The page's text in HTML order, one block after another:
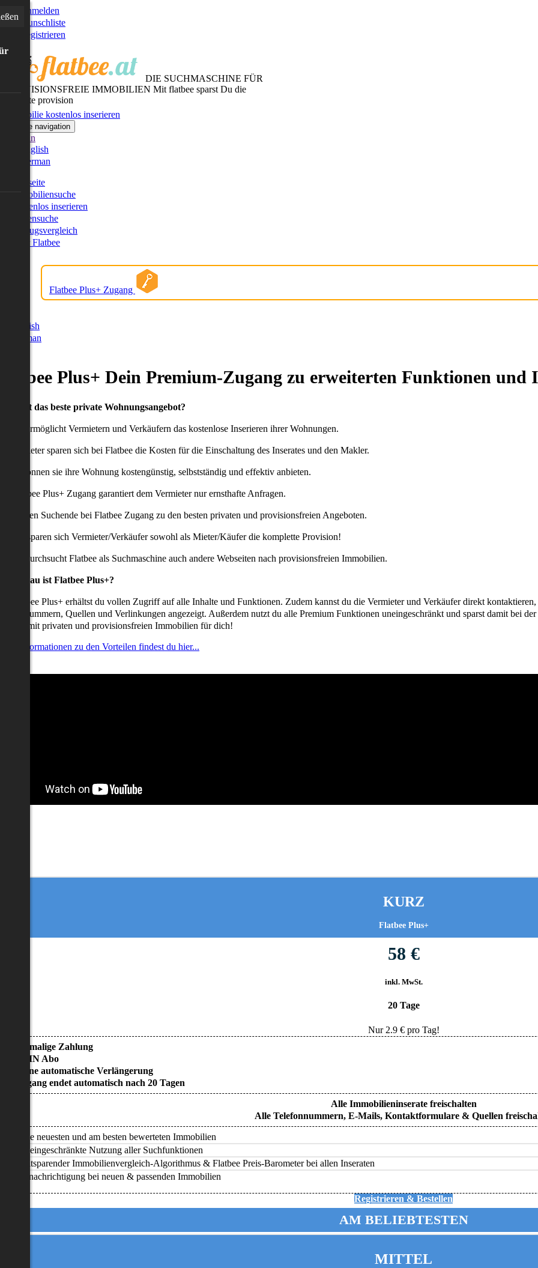
Anmelden
Wunschliste
Registrieren
DIE SUCHMASCHINE FÜR
PROVISIONSFREIE IMMOBILIEN Mit flatbee sparst Du die
gesamte provision
Immobilie kostenlos inserieren
Toggle navigation
German
English
German
Startseite
Immobiliensuche
Kostenlos inserieren
Kartensuche
Umzugsvergleich
Über Flatbee
Flatbee Plus+ Zugang
English
German
Plus+ Dein Premium-Zugang zu erweiterten Funktionen und
willst das beste private Wohnungsangebot?
ermöglicht Vermietern und Verkäufern das kostenlose Inserieren ihrer Wohnungen.
Anbieter sparen sich bei Flatbee die Kosten für die Einschaltung des Inserates und den Makler.
können sie ihre Wohnung kostengünstig, selbstständig und effektiv anbieten.
Flatbee Plus+ Zugang garantiert dem Vermieter nur ernsthafte Anfragen.
erhalten Suchende bei Flatbee Zugang zu den besten privaten und provisionsfreien Angeboten.
uns sparen sich Vermieter/Verkäufer sowohl als Mieter/Käufer die komplette Provision!
durchsucht Flatbee als Suchmaschine auch andere Webseiten nach provisionsfreien Immobilien.
genau ist Flatbee Plus+?
Flatbee Plus+ erhältst du vollen Zugriff auf alle Inhalte und Funktionen. Zudem kannst du die Vermieter und Verkäufer direkt
Quellen und Verlinkungen angezeigt. Außerdem nutzt du alle Premium Funktionen uneingeschränkt und sparst damit bei
mit privaten und provisionsfreien Immobilien für dich!
Informationen zu den Vorteilen findest du hier...
KURZ
Flatbee Plus+
58 €
inkl. MwSt.
20 Tage
Nur 2.9€ pro Tag!
• Einmalige Zahlung
• KEIN Abo
• Keine automatische Verlängerung
• Zugang endet automatisch nach 20 Tagen
Alle Immobilieninserate freischalten
Alle Telefonnummern, E-Mails, Kontaktformulare & Quellen
Alle neuesten und am besten bewerteten Immobilien
Uneingeschränkte Nutzung aller Suchfunktionen
Zeitsparender Immobilienvergleich-Algorithmus & Flatbee Preis-Barometer bei allen Inseraten
Benachrichtigung bei neuen & passenden Immobilien
Registrieren & Bestellen
AM BELIEBTESTEN
MITTEL